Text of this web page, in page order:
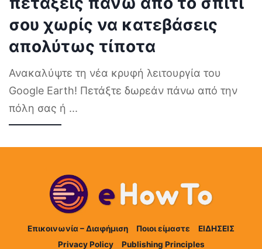
σου χωρίς να κατεβάσεις
απολύτως τίποτα
Ανακαλύψτε τη νέα κρυφή λειτουργία του
Google Earth! Πετάξτε δωρεάν πάνω από την
πόλη σας ή ...
Επικοινωνία – Διαφήμιση Ποιοι είμαστε
ΕΙΔΗΣΕΙΣ
Privacy Policy
Publishing Principles